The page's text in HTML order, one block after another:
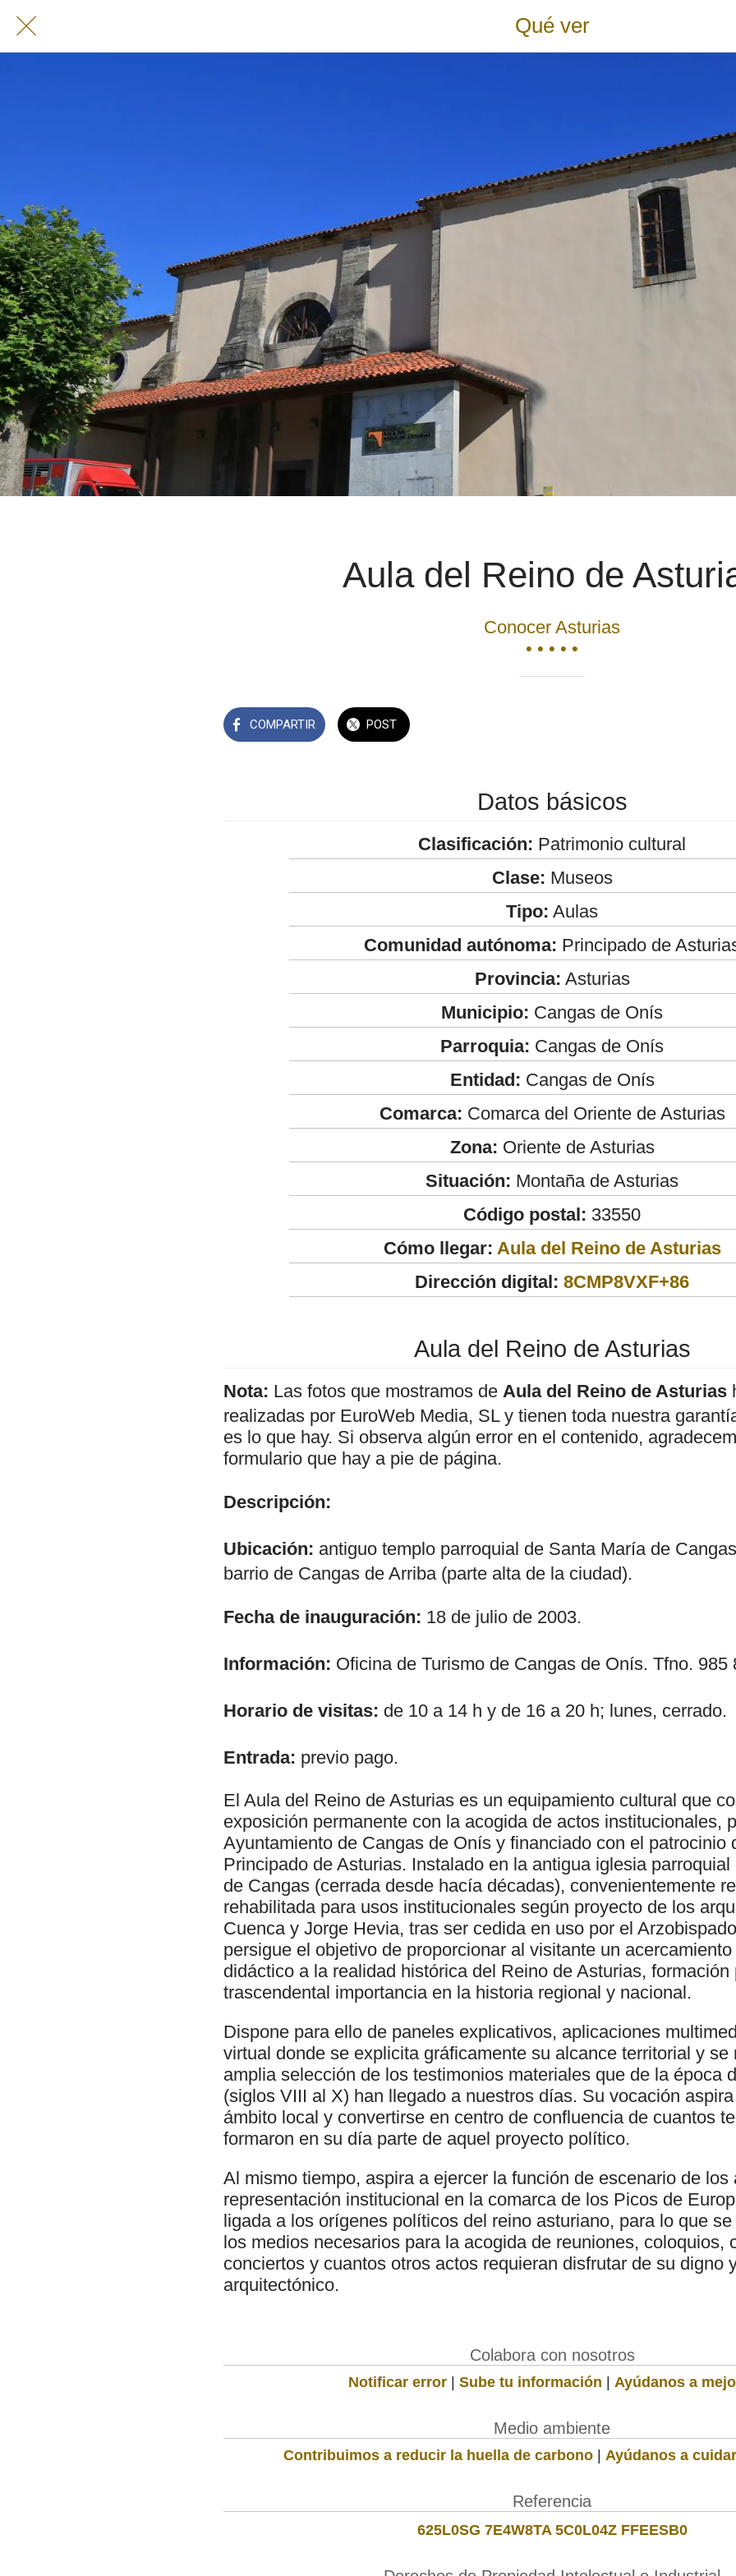
Qué ver
Aula del Reino de
Conocer Asturias
• • • • •
COMPARTIR POST
Datos básicos
Clasificación: Patrimonio cultural
Clase: Museos
Tipo: Aulas
Comunidad autónoma: Principado de
Provincia: Asturias
Municipio: Cangas de Onís
Parroquia: Cangas de Onís
Entidad: Cangas de Onís
Comarca: Comarca del Oriente de Asturias
Zona: Oriente de Asturias
Situación: Montaña de Asturias
Código postal: 33550
Cómo llegar: Aula del Reino de Asturias
Dirección digital: 8CMP8VXF+86
Aula del Reino de Asturias
Nota: Las fotos que mostramos de Aula del Reino de Asturias
realizadas por EuroWeb Media, SL y tienen toda nuestra
es lo que hay. Si observa algún error en el contenido,
formulario que hay a pie de página.
Descripción:
Ubicación: antiguo templo parroquial de Santa María de
barrio de Cangas de Arriba (parte alta de la ciudad).
Fecha de inauguración: 18 de julio de 2003.
Información: Oficina de Turismo de Cangas de Onís. Tfno. 985
Horario de visitas: de 10 a 14 h y de 16 a 20 h; lunes, cerrado.
Entrada: previo pago.
El Aula del Reino de Asturias es un equipamiento cultural que
exposición permanente con la acogida de actos institucionales,
Ayuntamiento de Cangas de Onís y financiado con el patrocinio
Principado de Asturias. Instalado en la antigua iglesia
de Cangas (cerrada desde hacía décadas), convenientemente
rehabilitada para usos institucionales según proyecto de los
Cuenca y Jorge Hevia, tras ser cedida en uso por el
persigue el objetivo de proporcionar al visitante un
didáctico a la realidad histórica del Reino de Asturias, formación
trascendental importancia en la historia regional y nacional.
Dispone para ello de paneles explicativos, aplicaciones
virtual donde se explicita gráficamente su alcance territorial y se
amplia selección de los testimonios materiales que de la época
(siglos VIII al X) han llegado a nuestros días. Su vocación
ámbito local y convertirse en centro de confluencia de cuantos
formaron en su día parte de aquel proyecto político.
Al mismo tiempo, aspira a ejercer la función de escenario de los
representación institucional en la comarca de los Picos de
ligada a los orígenes políticos del reino asturiano, para lo que
los medios necesarios para la acogida de reuniones, coloquios,
conciertos y cuantos otros actos requieran disfrutar de su digno
arquitectónico.
Colabora con nosotros
Notificar error | Sube tu información | Ayúdanos a
Medio ambiente
Contribuimos a reducir la huella de carbono | Ayúdanos a
Referencia
625L0SG 7E4W8TA 5C0L04Z FFEESB0